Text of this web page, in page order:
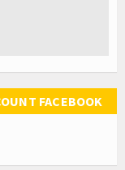
FACEBOOK